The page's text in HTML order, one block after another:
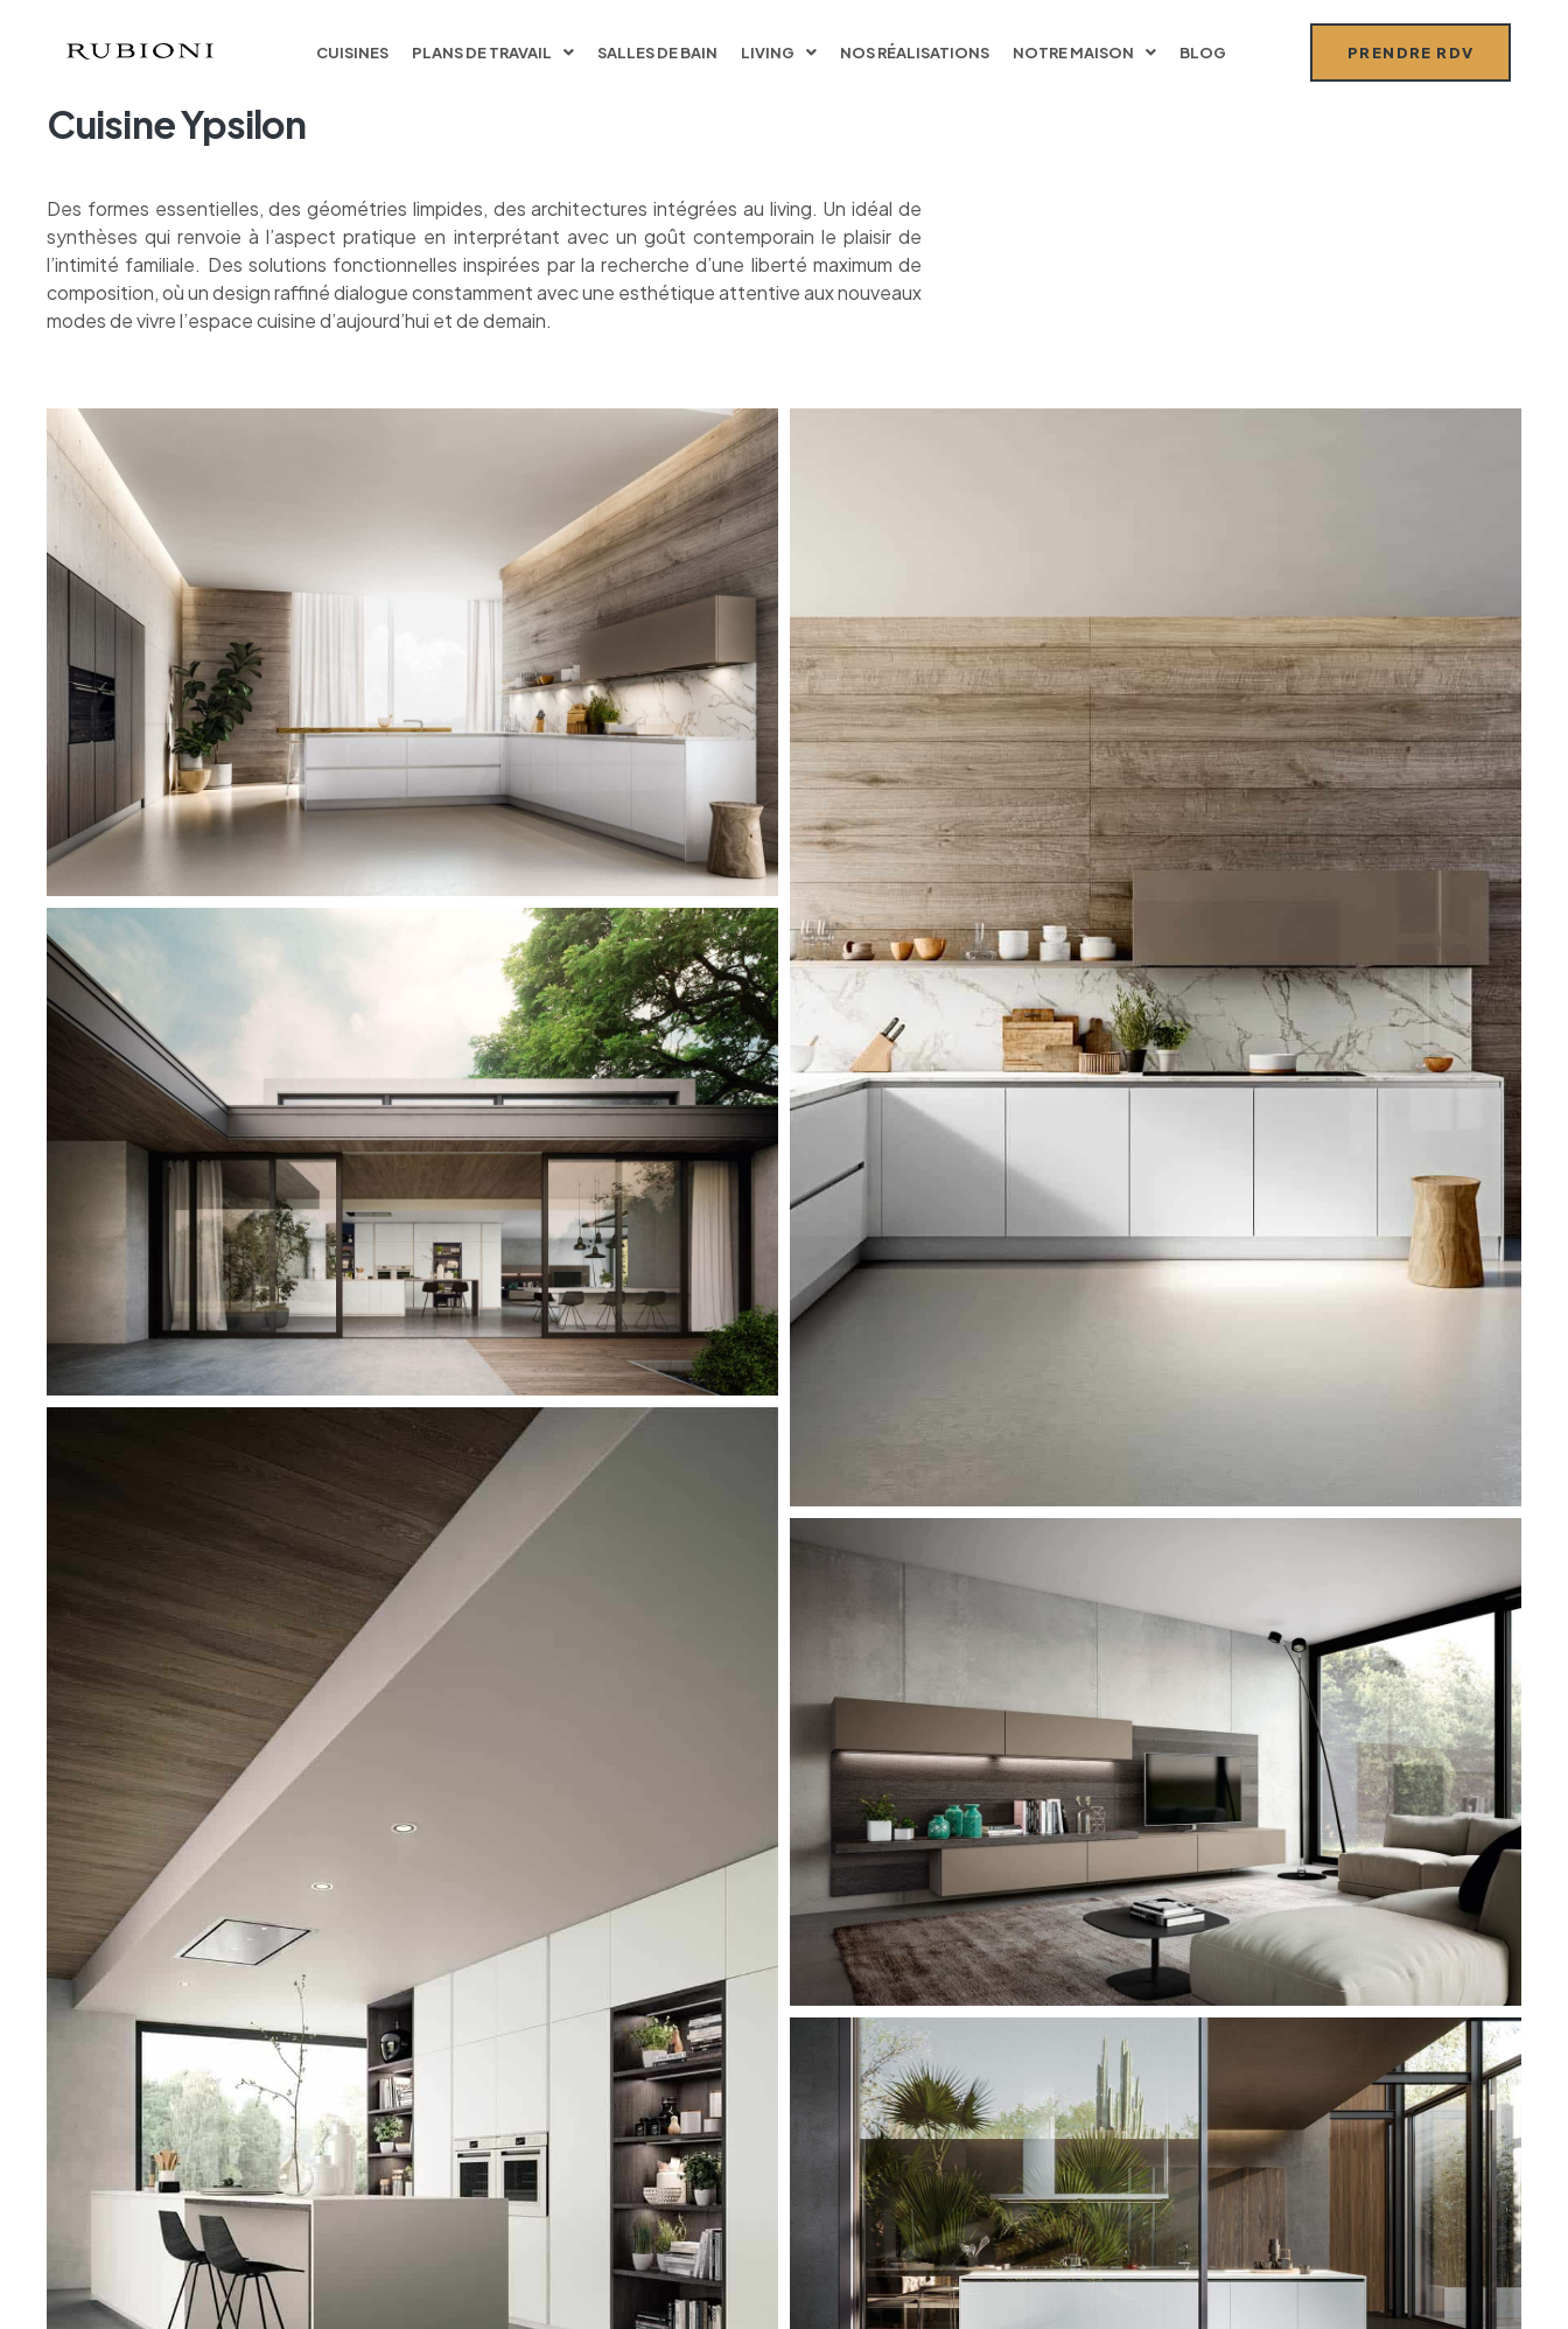
CUISINES PLANS DE TRAVAIL SALLES DE BAIN LIVING NOS RÉALISATIONS NOTRE MAISON BLOG PRENDRE RDV
COLLECTION ARMONY
Cuisine Ypsilon
Des formes essentielles, des géométries limpides, des architectures intégrées au living. Un idéal de
synthèses qui renvoie à l’aspect pratique en interprétant avec un goût contemporain le plaisir de
l’intimité familiale. Des solutions fonctionnelles inspirées par la recherche d’une liberté maximum de
composition, où un design raffiné dialogue constamment avec une esthétique attentive aux nouveaux
modes de vivre l’espace cuisine d’aujourd’hui et de demain.